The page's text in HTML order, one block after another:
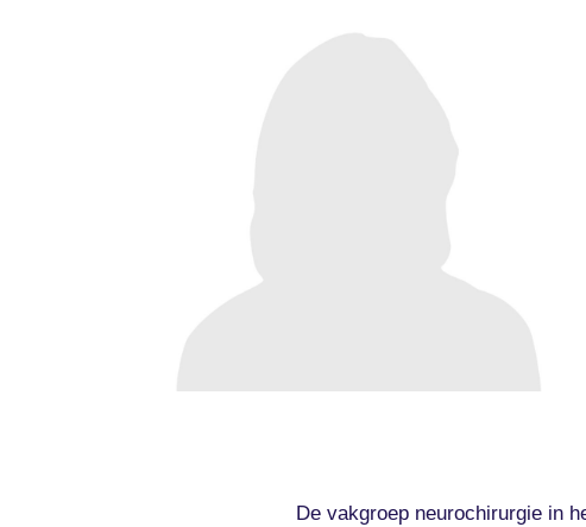
De vakgroep neurochirurgie in